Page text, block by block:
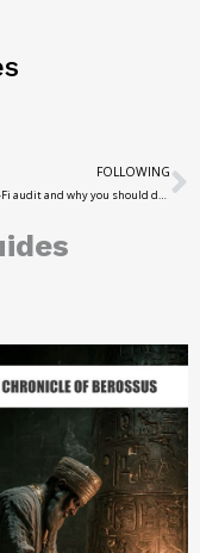
FOLLOWING
What is a Wi-Fi audit and why you should do one at home